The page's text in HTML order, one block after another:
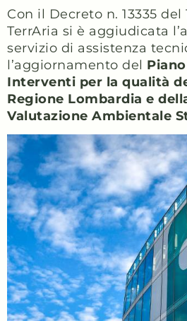
Con il Decreto n. 13335 del
TerrAria si è aggiudicata
servizio di assistenza
l’aggiornamento del
Interventi per la qualità
Regione Lombardia e
Valutazione Ambientale